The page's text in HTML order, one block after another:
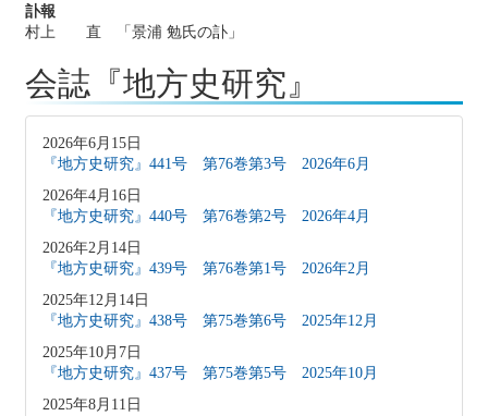
訃報
村上 直 「景浦 勉氏の訃」
会誌『地方史研究』
2026年6月15日
『地方史研究』441号 第76巻第3号 2026年6月
2026年4月16日
『地方史研究』440号 第76巻第2号 2026年4月
2026年2月14日
『地方史研究』439号 第76巻第1号 2026年2月
2025年12月14日
『地方史研究』438号 第75巻第6号 2025年12月
2025年10月7日
『地方史研究』437号 第75巻第5号 2025年10月
2025年8月11日